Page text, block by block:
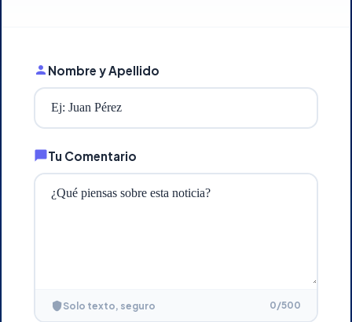
Nombre y Apellido
Tu Comentario
Solo texto, seguro 0/500